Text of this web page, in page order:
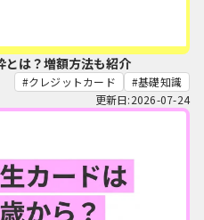
とは？増額方法も紹介
クレジットカード
基礎知識
更新日:2026-07-24